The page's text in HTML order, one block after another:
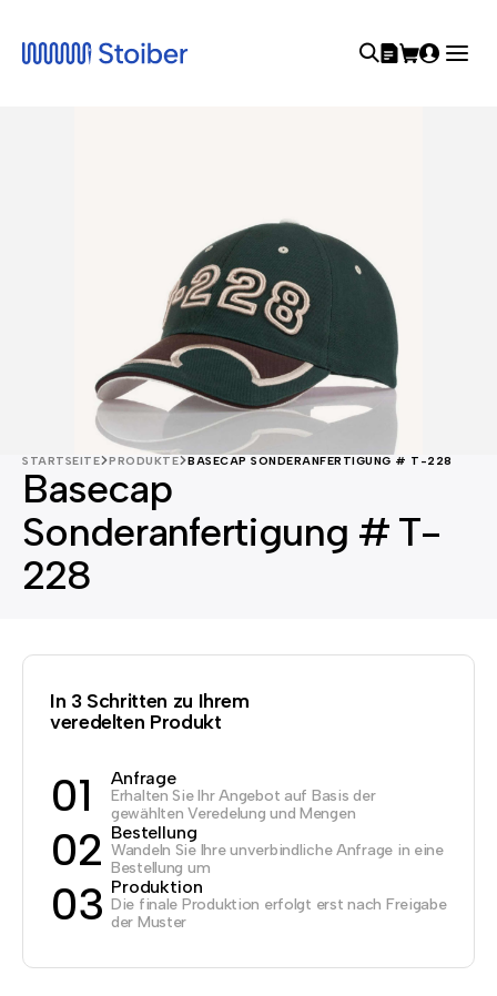
STARTSEITE PRODUKTE BASECAP SONDERANFERTIGUNG # T-228
Basecap
Sonderanfertigung # T-
228
In 3 Schritten zu Ihrem
veredelten Produkt
01 Anfrage
Erhalten Sie Ihr Angebot auf Basis der
gewählten Veredelung und Mengen
02 Bestellung
Wandeln Sie Ihre unverbindliche Anfrage in eine
Bestellung um
03 Produktion
Die finale Produktion erfolgt erst nach Freigabe
der Muster